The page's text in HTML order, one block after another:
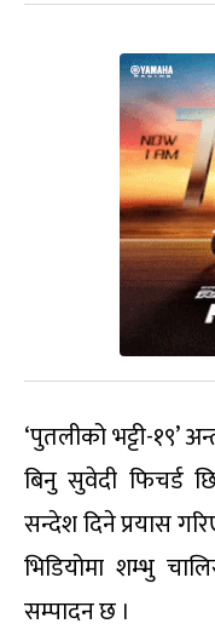
‘पुतलीको भट्टी-१९’
बिनु सुवेदी फिचर्ड
सन्देश दिने प्रयास
भिडियोमा शम्भु
सम्पादन छ ।